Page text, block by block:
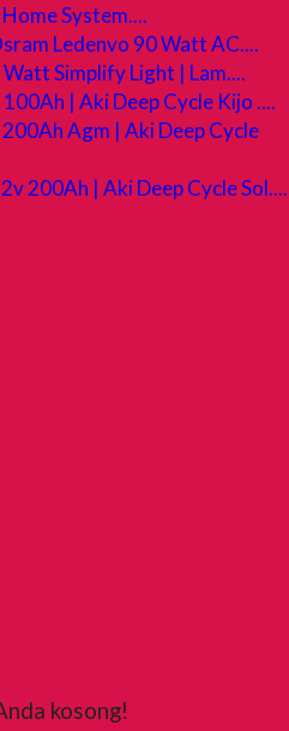
System....
Ledenvo 90 Watt AC....
Watt Simplify Light | Lam....
| Aki Deep Cycle Kijo ....
Agm | Aki Deep Cycle
200Ah | Aki Deep Cycle Sol....
kosong!